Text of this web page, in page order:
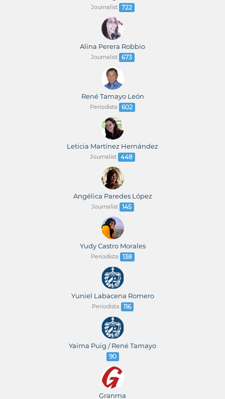
Journalist 722
Alina Perera Robbio
Journalist 673
René Tamayo León
Periodista 602
Leticia Martínez Hernández
Journalist 448
Angélica Paredes López
Journalist 145
Yudy Castro Morales
Periodista 138
Yuniel Labacena Romero
Periodista 116
Yaima Puig / René Tamayo
90
Granma